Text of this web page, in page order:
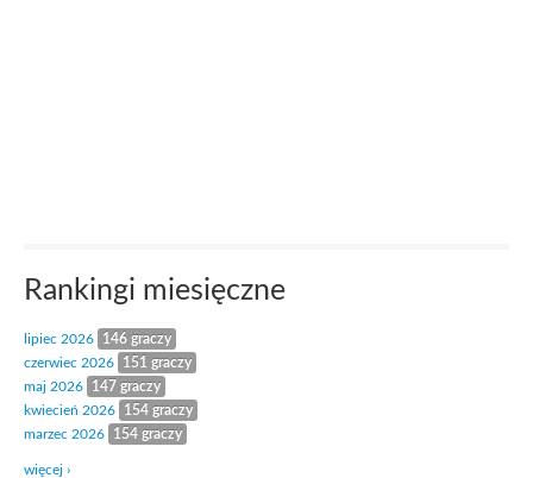
Rankingi miesięczne
lipiec 2026
146 graczy
czerwiec 2026
151 graczy
maj 2026
147 graczy
kwiecień 2026
154 graczy
marzec 2026
154 graczy
więcej ›